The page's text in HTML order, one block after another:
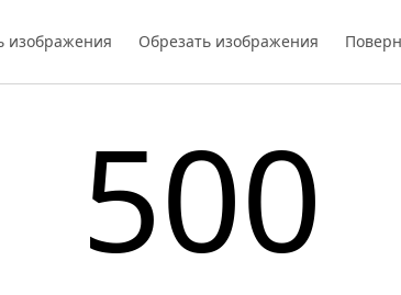
изображения Обрезать изображения
500